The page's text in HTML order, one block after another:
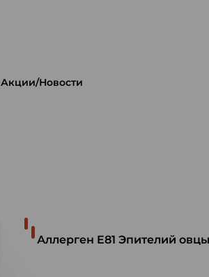
Акции/Новости
Аллерген E81 Эпителий